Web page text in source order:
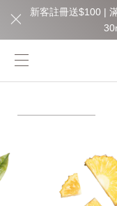
新客註冊送$100 |